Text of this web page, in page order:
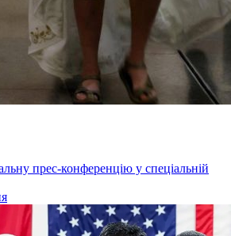
прес-конференцію у спеціальній